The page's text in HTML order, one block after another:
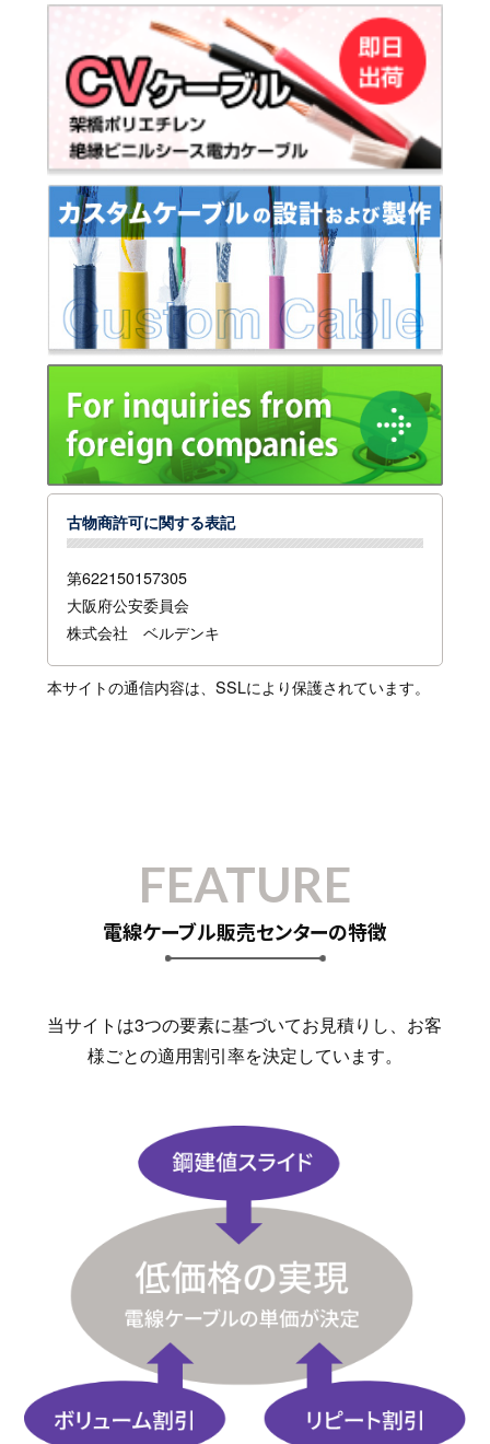
古物商許可に関する表記
第622150157305
大阪府公安委員会
株式会社 ベルデンキ
本サイトの通信内容は、SSLにより保護されています。
FEATURE
電線ケーブル販売センターの特徴
当サイトは3つの要素に基づいてお見積りし、お客
様ごとの適用割引率を決定しています。